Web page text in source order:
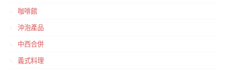
咖啡館
沖泡產品
中西合併
義式料理